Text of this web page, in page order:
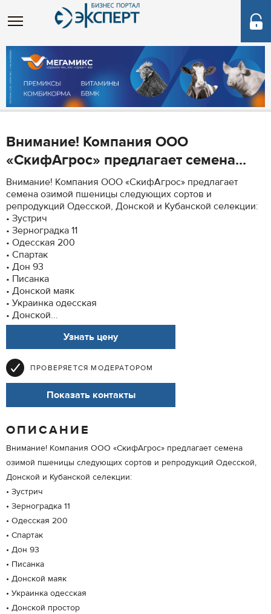
Внимание! Компания ООО
«СкифАгрос» предлагает семена...
Внимание! Компания ООО «СкифАгрос» предлагает
семена озимой пшеницы следующих сортов и
репродукций Одесской, Донской и Кубанской селекции:
• Зустрич
• Зерноградка 11
• Одесская 200
• Спартак
• Дон 93
• Писанка
• Донской маяк
• Украинка одесская
• Донской...
Узнать цену
ПРОВЕРЯЕТСЯ МОДЕРАТОРОМ
Показать контакты
ОПИСАНИЕ
Внимание! Компания ООО «СкифАгрос» предлагает семена
озимой пшеницы следующих сортов и репродукций Одесской,
Донской и Кубанской селекции:
• Зустрич
• Зерноградка 11
• Одесская 200
• Спартак
• Дон 93
• Писанка
• Донской маяк
• Украинка одесская
• Донской простор